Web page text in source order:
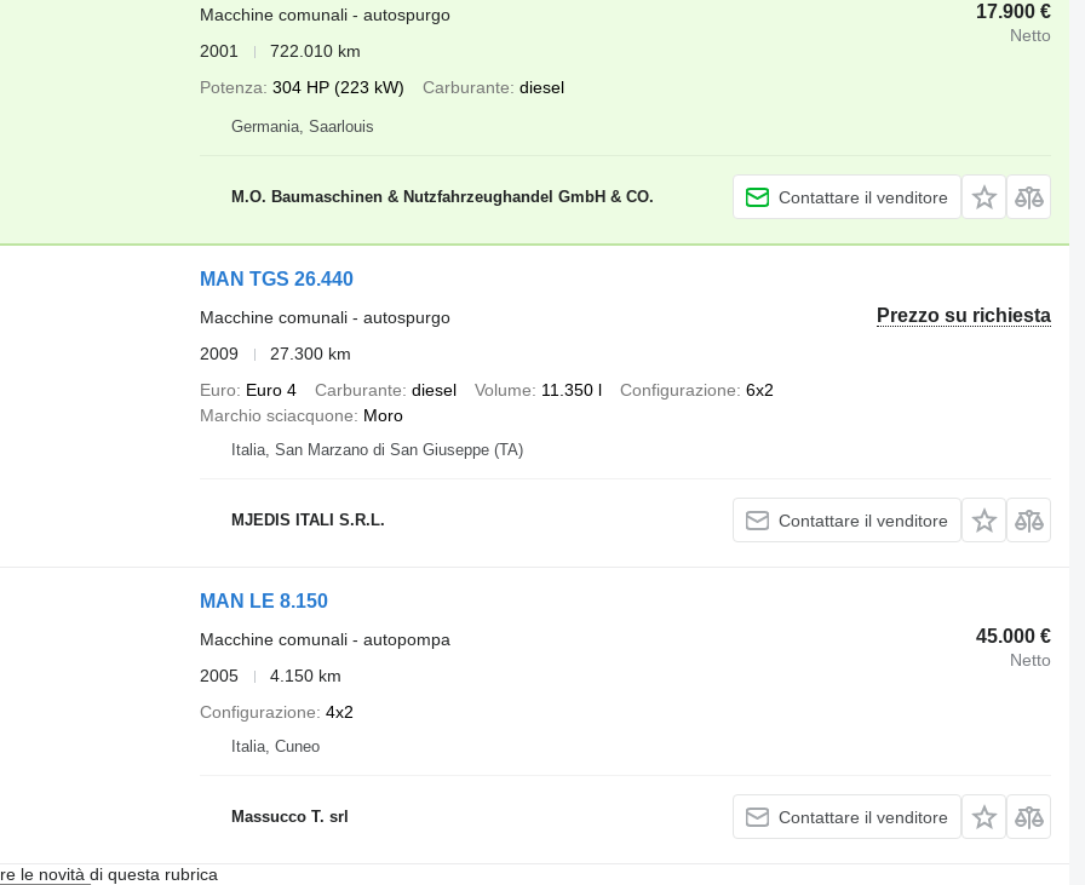
17.900 €
Netto
Macchine comunali - autospurgo
2001
722.010 km
Potenza 304 HP (223 kW) Carburante diesel
Germania, Saarlouis
M.O. Baumaschinen & Nutzfahrzeughandel GmbH & CO. Contattare il venditore
MAN TGS 26.440
Prezzo su richiesta
Macchine comunali - autospurgo
2009
27.300 km
Euro
Euro 4 Carburante diesel Volume 11.350 l Configurazione 6x2
Marchio sciacquone
Moro
Italia, San Marzano di San Giuseppe (TA)
MJEDIS ITALI S.R.L. Contattare il venditore
MAN LE 8.150
45.000 €
Netto
Macchine comunali - autopompa
2005
4.150 km
Configurazione 4x2
Italia, Cuneo
Massucco T. srl Contattare il venditore
le novità di questa rubrica